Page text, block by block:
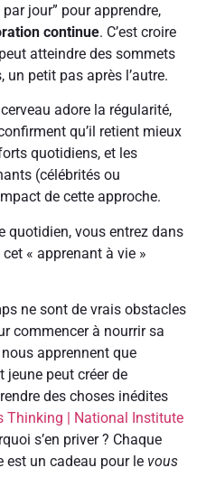
jour” pour apprendre,
continue. C’est croire
atteindre des sommets
petit pas après l’autre.
adore la régularité,
qu’il retient mieux
quotidiens, et les
(célébrités ou
de cette approche.
quotidien, vous entrez dans
cet « apprenant à vie »
ne sont de vrais obstacles
commencer à nourrir sa
apprennent que
peut créer de
des choses inédites
Thinking | National Institute
s’en priver ? Chaque
est un cadeau pour le vous